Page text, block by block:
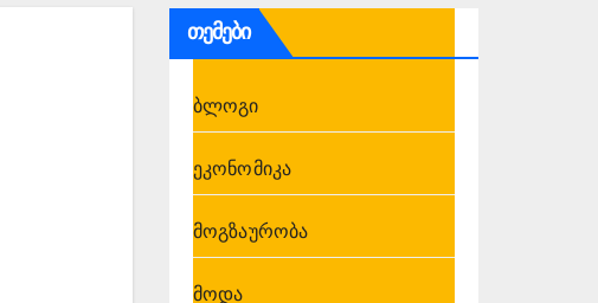
თემები
ბლოგი
ეკონომიკა
მოგზაურობა
მოდა